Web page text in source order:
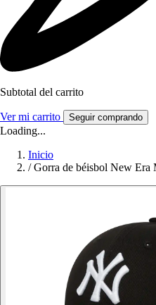
Subtotal del carrito
Ver mi carrito Seguir comprando
Loading...
Inicio
/ Gorra de béisbol New